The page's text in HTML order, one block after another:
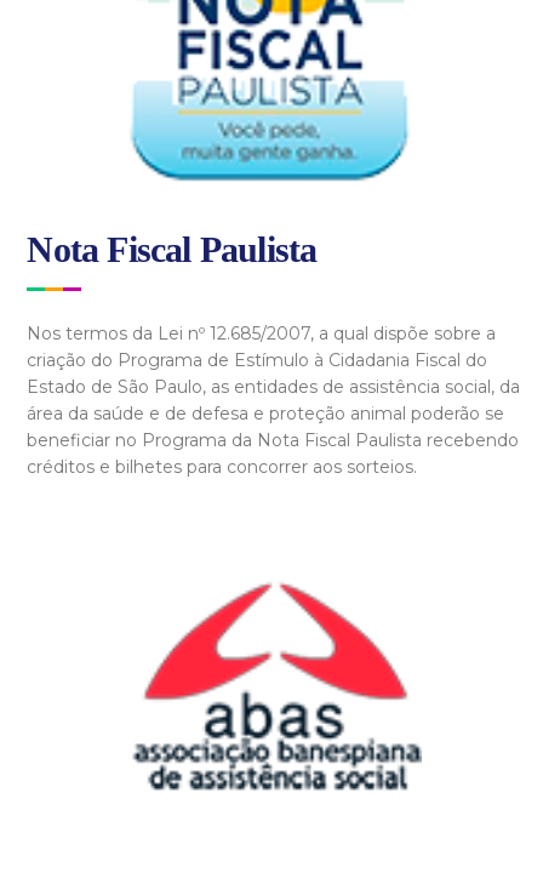
Nota Fiscal Paulista
Nos termos da Lei nº 12.685/2007, a qual dispõe sobre a
criação do Programa de Estímulo à Cidadania Fiscal do
Estado de São Paulo, as entidades de assistência social, da
área da saúde e de defesa e proteção animal poderão se
beneficiar no Programa da Nota Fiscal Paulista recebendo
créditos e bilhetes para concorrer aos sorteios.